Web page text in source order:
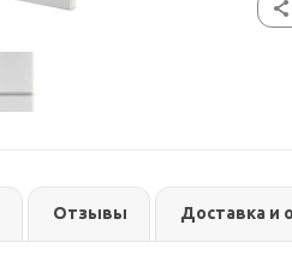
Отзывы Доставка и